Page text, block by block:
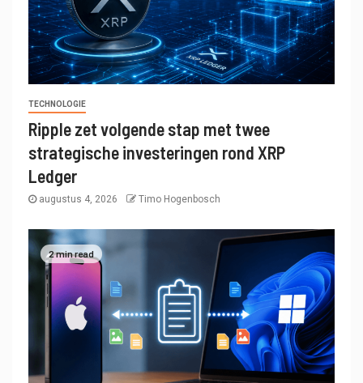
TECHNOLOGIE
Ripple zet volgende stap met twee
strategische investeringen rond XRP
Ledger
augustus 4, 2026 Timo Hogenbosch
2 min read